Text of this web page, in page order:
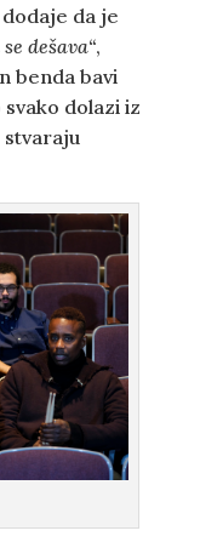
da je
dešava“,
benda bavi
dolazi iz
stvaraju